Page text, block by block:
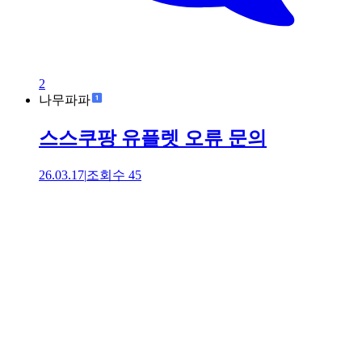
2
나무파파
스스쿠팡 유플렛 오류 문의
26.03.17|조회수 45